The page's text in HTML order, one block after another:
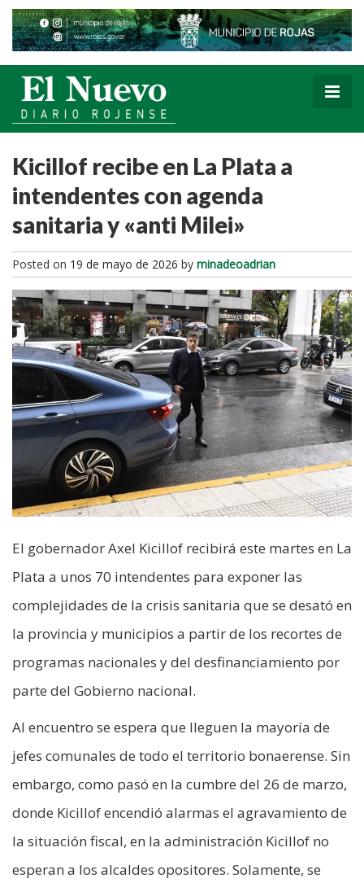
Kicillof recibe en La Plata a
intendentes con agenda
sanitaria y «anti Milei»
Posted on 19 de mayo de 2026 by minadeoadrian
El gobernador Axel Kicillof recibirá este martes en La
Plata a unos 70 intendentes para exponer las
complejidades de la crisis sanitaria que se desató en
la provincia y municipios a partir de los recortes de
programas nacionales y del desfinanciamiento por
parte del Gobierno nacional.
Al encuentro se espera que lleguen la mayoría de
jefes comunales de todo el territorio bonaerense. Sin
embargo, como pasó en la cumbre del 26 de marzo,
donde Kicillof encendió alarmas el agravamiento de
la situación fiscal, en la administración Kicillof no
esperan a los alcaldes opositores. Solamente, se